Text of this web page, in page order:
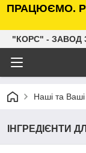
ПРАЦЮЄМО.
"КОРС" - ЗАВОД
Наші та
ІНГРЕДІЄНТИ